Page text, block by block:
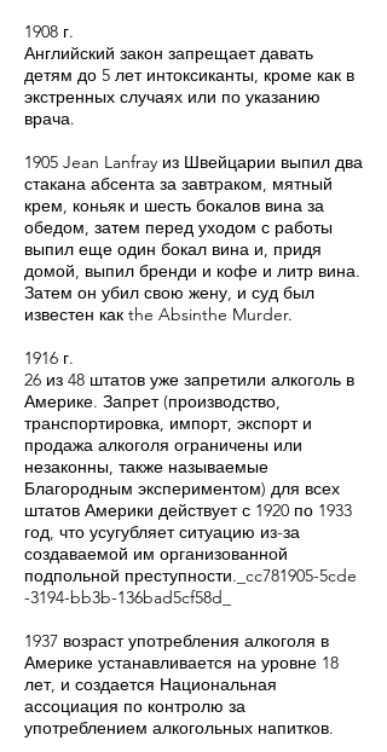
1908 г.
Английский закон запрещает давать
детям до 5 лет интоксиканты, кроме как в
экстренных случаях или по указанию
врача.
1905 Jean Lanfray из Швейцарии выпил два
стакана абсента за завтраком, мятный
крем, коньяк и шесть бокалов вина за
обедом, затем перед уходом с работы
выпил еще один бокал вина и, придя
домой, выпил бренди и кофе и литр вина.
Затем он убил свою жену, и суд был
известен как the Absinthe Murder.
1916 г.
26 из 48 штатов уже запретили алкоголь в
Америке. Запрет (производство,
транспортировка, импорт, экспорт и
продажа алкоголя ограничены или
незаконны, также называемые
Благородным экспериментом) для всех
штатов Америки действует с 1920 по 1933
год, что усугубляет ситуацию из-за
создаваемой им организованной
подпольной преступности._cc781905-5cde
-3194-bb3b-136bad5cf58d_
1937 возраст употребления алкоголя в
Америке устанавливается на уровне 18
лет, и создается Национальная
ассоциация по контролю за
употреблением алкогольных напитков.